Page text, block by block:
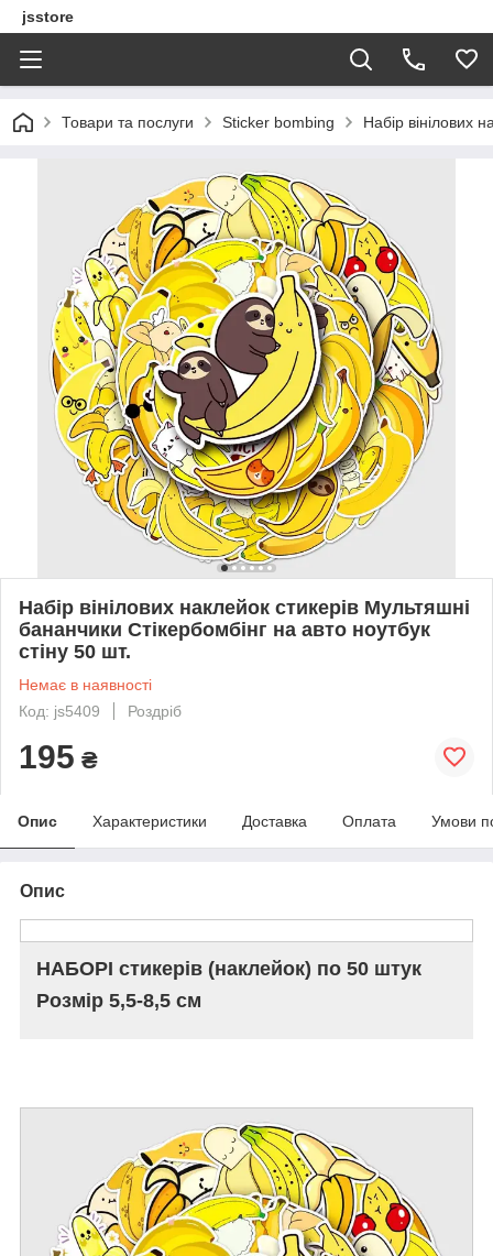
jsstore
Товари та послуги Sticker bombing Набір вінілових
Набір вінілових наклейок стикерів Мультяшні
бананчики Стікербомбінг на авто ноутбук
стіну 50 шт.
Немає в наявності
Код: js5409
Роздріб
195 ₴
Опис Характеристики Доставка Оплата Умови
Опис
НАБОРІ стикерів (наклейок) по 50 штук
Розмір 5,5-8,5 см